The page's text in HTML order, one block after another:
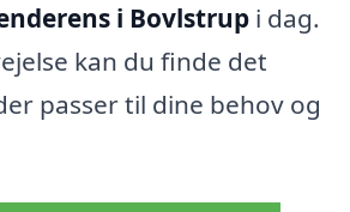
i Bovlstrup i dag.
kan du finde det
passer til dine behov og